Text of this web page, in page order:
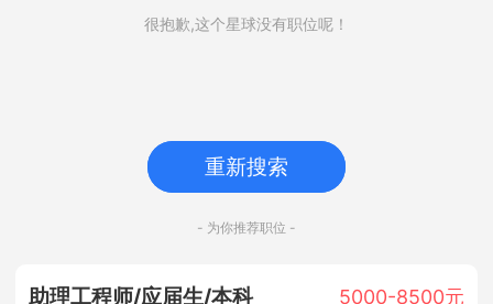
很抱歉,这个星球没有职位呢！
重新搜索
- 为你推荐职位 -
助理工程师/应届生/本科 5000-8500元